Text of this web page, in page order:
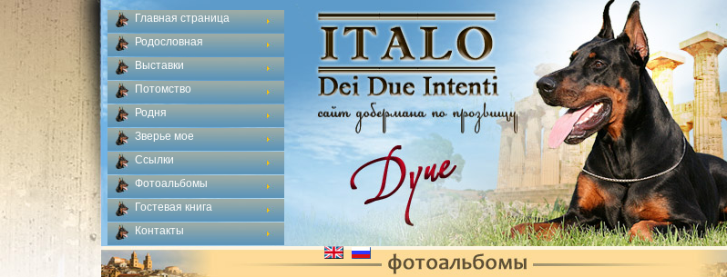
Главная страница
Родословная
Выставки
Потомство
Родня
Зверье мое
Ссылки
Фотоальбомы
Гостевая книга
Контакты